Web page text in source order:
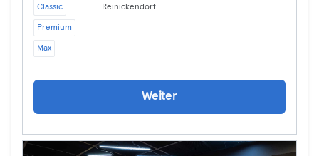
Classic
Premium
Max
Reinickendorf
Weiter